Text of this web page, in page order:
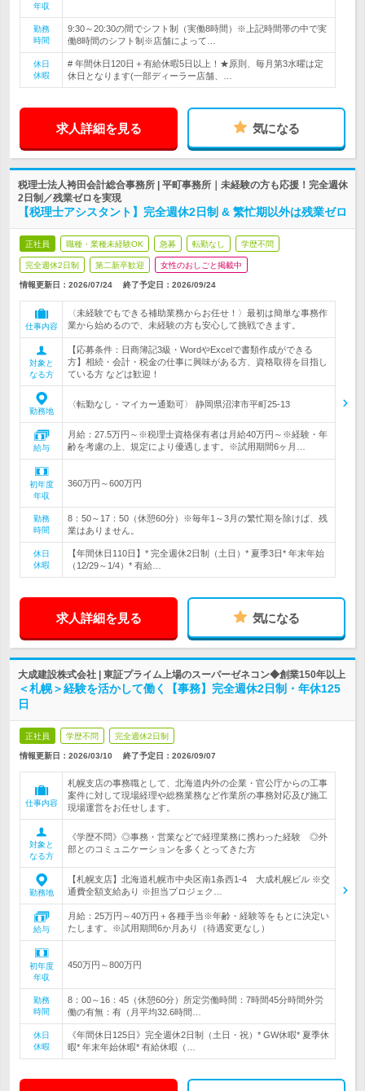
年収
勤務
時間
9:30～20:30の間でシフト制（実働8時間）※上記時間帯の中で実
働8時間のシフト制※店舗によって…
休日
休暇
# 年間休日120日＋有給休暇5日以上！★原則、毎月第3水曜は定
休日となります(一部ディーラー店舗、…
求人詳細を見る 気になる
税理士法人袴田会計総合事務所 | 平町事務所｜未経験の方も応援！完全週休
2日制／残業ゼロを実現
【税理士アシスタント】完全週休2日制 & 繁忙期以外は残業ゼロ
正社員 職種・業種未経験OK 急募 転勤なし 学歴不問
完全週休2日制 第二新卒歓迎 女性のおしごと掲載中
情報更新日：2026/07/24 終了予定日： 2026/09/24
仕事内容
〈未経験でもできる補助業務からお任せ！〉最初は簡単な事務作
業から始めるので、未経験の方も安心して挑戦できます。
対象と
なる方
【応募条件：日商簿記3級・WordやExcelで書類作成ができる
方】相続・会計・税金の仕事に興味がある方、資格取得を目指し
ている方 などは歓迎！
勤務地
〈転勤なし・マイカー通勤可〉 静岡県沼津市平町25-13
給与
月給：27.5万円～※税理士資格保有者は月給40万円～※経験・年
齢を考慮の上、規定により優遇します。※試用期間6ヶ月…
初年度
年収
360万円～600万円
勤務
時間
8：50～17：50（休憩60分）※毎年1～3月の繁忙期を除けば、残
業はありません。
休日
休暇
【年間休日110日】* 完全週休2日制（土日）* 夏季3日* 年末年始
（12/29～1/4）* 有給…
求人詳細を見る 気になる
大成建設株式会社 | 東証プライム上場のスーパーゼネコン◆創業150年以上
＜札幌＞経験を活かして働く【事務】完全週休2日制・年休125
日
正社員 学歴不問 完全週休2日制
情報更新日：2026/03/10 終了予定日： 2026/09/07
仕事内容
札幌支店の事務職として、北海道内外の企業・官公庁からの工事
案件に対して現場経理や総務業務など作業所の事務対応及び施工
現場運営をお任せします。
対象と
なる方
《学歴不問》◎事務・営業などで経理業務に携わった経験 ◎外
部とのコミュニケーションを多くとってきた方
勤務地
【札幌支店】北海道札幌市中央区南1条西1-4 大成札幌ビル ※交
通費全額支給あり ※担当プロジェク…
給与
月給：25万円～40万円＋各種手当※年齢・経験等をもとに決定い
たします。※試用期間6か月あり（待遇変更なし）
初年度
年収
450万円～800万円
勤務
時間
8：00～16：45（休憩60分）所定労働時間：7時間45分時間外労
働の有無：有（月平均32.6時間…
休日
休暇
《年間休日125日》完全週休2日制（土日・祝）* GW休暇* 夏季休
暇* 年末年始休暇* 有給休暇（…